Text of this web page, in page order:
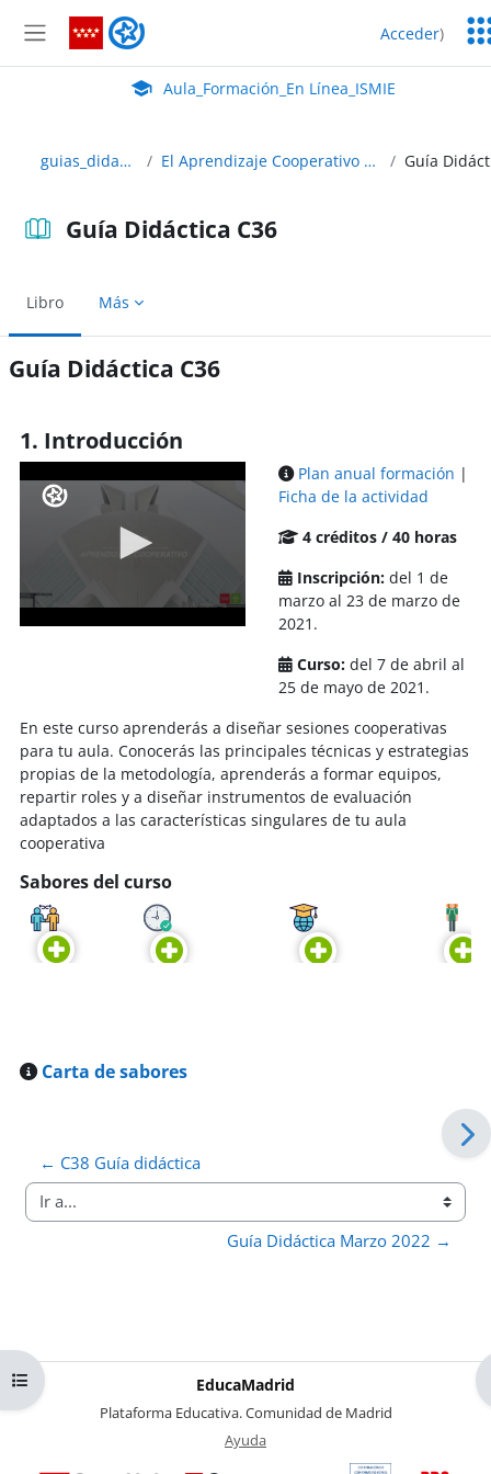
Panel lateral
Aula_Formación_En Línea_ISMIE Acceder)
Aula Virtual de EducaMadrid:
Aula_Formación_En Línea_ISMIE
Abrir índice del curso
guias_didacticas El Aprendizaje Cooperativo en el aula
Guía Didáctica C36
Libro Más
Guía Didáctica C36
1. Introducción
Plan anual formación |
Ficha de la actividad
4 créditos / 40 horas
Inscripción: del 1 de
marzo al 23 de marzo de
2021.
Curso: del 7 de abril al
25 de mayo de 2021.
En este curso aprenderás a diseñar sesiones cooperativas
para tu aula. Conocerás las principales técnicas y estrategias
propias de la metodología, aprenderás a formar equipos,
repartir roles y a diseñar instrumentos de evaluación
adaptados a las características singulares de tu aula
cooperativa
Sabores del curso
Carta de sabores
← C38 Guía didáctica
Ir a...
Guía Didáctica Marzo 2022 →
EducaMadrid
Plataforma Educativa. Comunidad de Madrid
Ayuda
Certificación